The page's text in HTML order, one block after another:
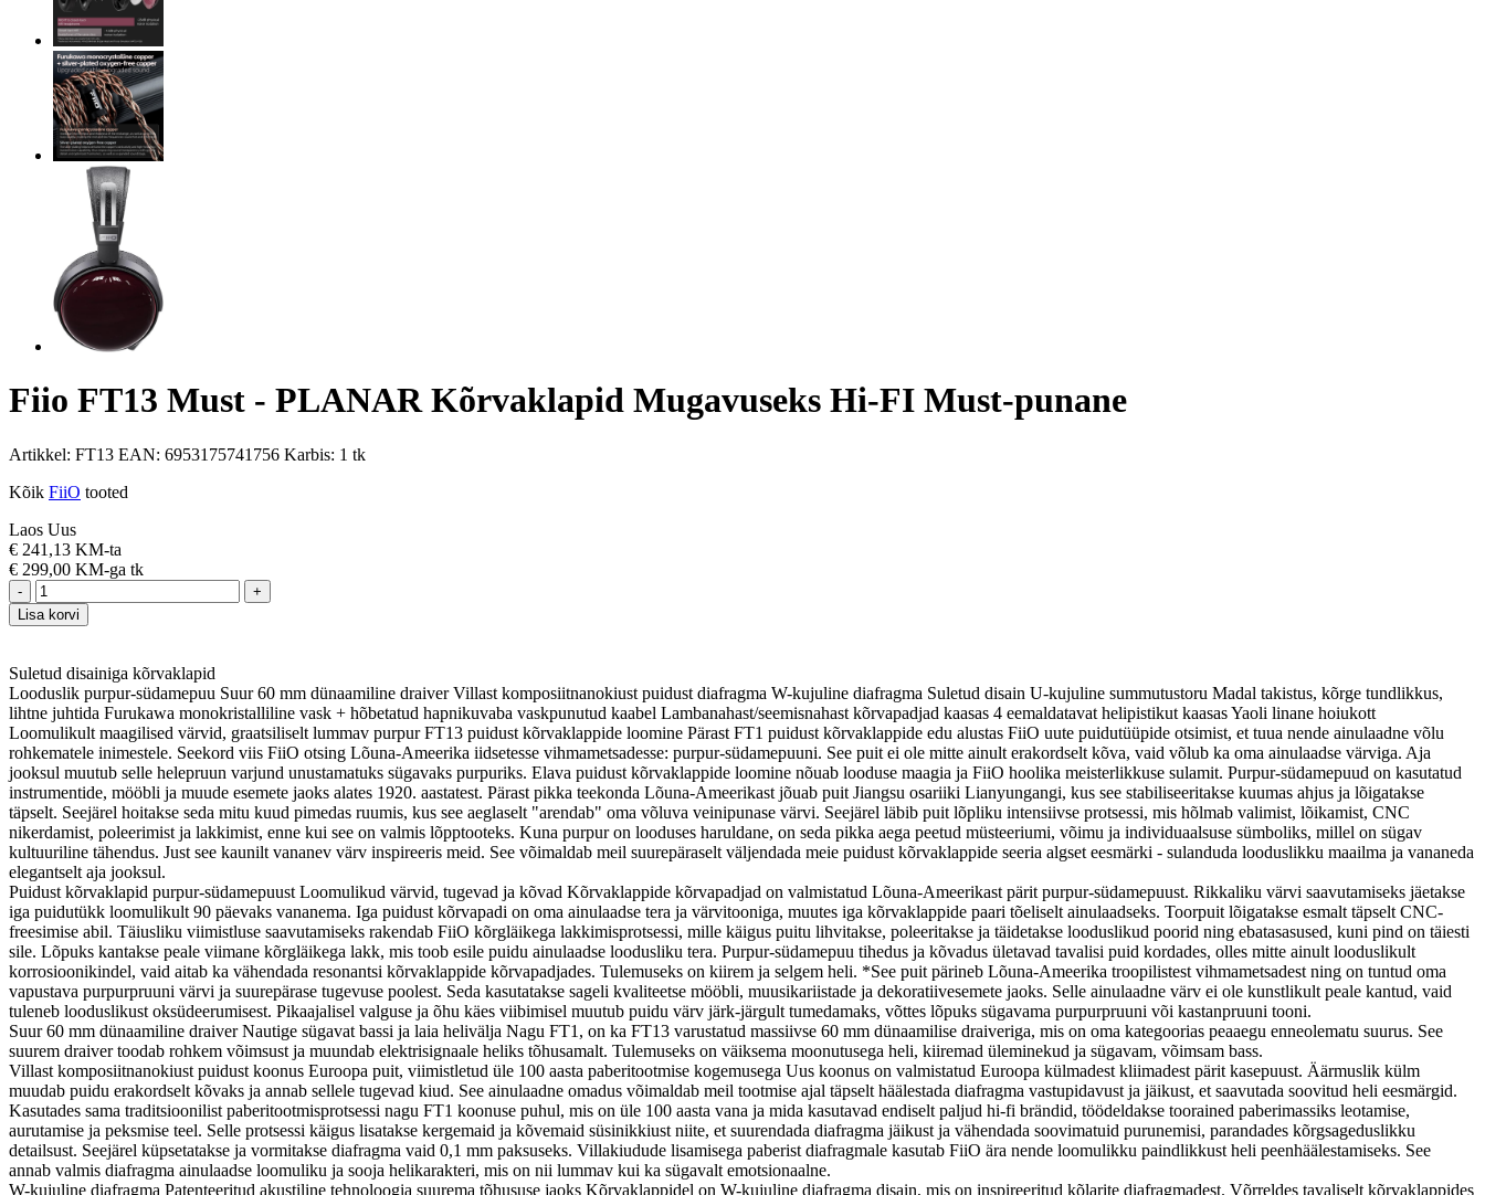
Fiio FT13 Must - PLANAR Kõrvaklapid Mugavuseks Hi-FI Must-punane
Artikkel: FT13 EAN: 6953175741756 Karbis: 1 tk
Kõik FiiO tooted
Laos Uus
€ 241,13 KM-ta
€ 299,00 KM-ga tk
-
+
Lisa korvi
Suletud disainiga kõrvaklapid
Looduslik purpur-südamepuu Suur 60 mm dünaamiline draiver Villast komposiitnanokiust puidust diafragma W-kujuline diafragma Suletud disain U-kujuline summutustoru Madal takistus, kõrge tundlikkus,
lihtne juhtida Furukawa monokristalliline vask + hõbetatud hapnikuvaba vaskpunutud kaabel Lambanahast/seemisnahast kõrvapadjad kaasas 4 eemaldatavat helipistikut kaasas Yaoli linane hoiukott
Loomulikult maagilised värvid, graatsiliselt lummav purpur FT13 puidust kõrvaklappide loomine Pärast FT1 puidust kõrvaklappide edu alustas FiiO uute puidutüüpide otsimist, et tuua nende ainulaadne võlu
rohkematele inimestele. Seekord viis FiiO otsing Lõuna-Ameerika iidsetesse vihmametsadesse: purpur-südamepuuni. See puit ei ole mitte ainult erakordselt kõva, vaid võlub ka oma ainulaadse värviga. Aja
jooksul muutub selle helepruun varjund unustamatuks sügavaks purpuriks. Elava puidust kõrvaklappide loomine nõuab looduse maagia ja FiiO hoolika meisterlikkuse sulamit. Purpur-südamepuud on kasutatud
instrumentide, mööbli ja muude esemete jaoks alates 1920. aastatest. Pärast pikka teekonda Lõuna-Ameerikast jõuab puit Jiangsu osariiki Lianyungangi, kus see stabiliseeritakse kuumas ahjus ja lõigatakse
täpselt. Seejärel hoitakse seda mitu kuud pimedas ruumis, kus see aeglaselt "arendab" oma võluva veinipunase värvi. Seejärel läbib puit lõpliku intensiivse protsessi, mis hõlmab valimist, lõikamist, CNC
nikerdamist, poleerimist ja lakkimist, enne kui see on valmis lõpptooteks. Kuna purpur on looduses haruldane, on seda pikka aega peetud müsteeriumi, võimu ja individuaalsuse sümboliks, millel on sügav
kultuuriline tähendus. Just see kaunilt vananev värv inspireeris meid. See võimaldab meil suurepäraselt väljendada meie puidust kõrvaklappide seeria algset eesmärki - sulanduda looduslikku maailma ja vananeda
elegantselt aja jooksul.
Puidust kõrvaklapid purpur-südamepuust Loomulikud värvid, tugevad ja kõvad Kõrvaklappide kõrvapadjad on valmistatud Lõuna-Ameerikast pärit purpur-südamepuust. Rikkaliku värvi saavutamiseks jäetakse
iga puidutükk loomulikult 90 päevaks vananema. Iga puidust kõrvapadi on oma ainulaadse tera ja värvitooniga, muutes iga kõrvaklappide paari tõeliselt ainulaadseks. Toorpuit lõigatakse esmalt täpselt CNC-
freesimise abil. Täiusliku viimistluse saavutamiseks rakendab FiiO kõrgläikega lakkimisprotsessi, mille käigus puitu lihvitakse, poleeritakse ja täidetakse looduslikud poorid ning ebatasasused, kuni pind on täiesti
sile. Lõpuks kantakse peale viimane kõrgläikega lakk, mis toob esile puidu ainulaadse loodusliku tera. Purpur-südamepuu tihedus ja kõvadus ületavad tavalisi puid kordades, olles mitte ainult looduslikult
korrosioonikindel, vaid aitab ka vähendada resonantsi kõrvaklappide kõrvapadjades. Tulemuseks on kiirem ja selgem heli. *See puit pärineb Lõuna-Ameerika troopilistest vihmametsadest ning on tuntud oma
vapustava purpurpruuni värvi ja suurepärase tugevuse poolest. Seda kasutatakse sageli kvaliteetse mööbli, muusikariistade ja dekoratiivesemete jaoks. Selle ainulaadne värv ei ole kunstlikult peale kantud, vaid
tuleneb looduslikust oksüdeerumisest. Pikaajalisel valguse ja õhu käes viibimisel muutub puidu värv järk-järgult tumedamaks, võttes lõpuks sügavama purpurpruuni või kastanpruuni tooni.
Suur 60 mm dünaamiline draiver Nautige sügavat bassi ja laia helivälja Nagu FT1, on ka FT13 varustatud massiivse 60 mm dünaamilise draiveriga, mis on oma kategoorias peaaegu enneolematu suurus. See
suurem draiver toodab rohkem võimsust ja muundab elektrisignaale heliks tõhusamalt. Tulemuseks on väiksema moonutusega heli, kiiremad üleminekud ja sügavam, võimsam bass.
Villast komposiitnanokiust puidust koonus Euroopa puit, viimistletud üle 100 aasta paberitootmise kogemusega Uus koonus on valmistatud Euroopa külmadest kliimadest pärit kasepuust. Äärmuslik külm
muudab puidu erakordselt kõvaks ja annab sellele tugevad kiud. See ainulaadne omadus võimaldab meil tootmise ajal täpselt häälestada diafragma vastupidavust ja jäikust, et saavutada soovitud heli eesmärgid.
Kasutades sama traditsioonilist paberitootmisprotsessi nagu FT1 koonuse puhul, mis on üle 100 aasta vana ja mida kasutavad endiselt paljud hi-fi brändid, töödeldakse toorained paberimassiks leotamise,
aurutamise ja peksmise teel. Selle protsessi käigus lisatakse kergemaid ja kõvemaid süsinikkiust niite, et suurendada diafragma jäikust ja vähendada soovimatuid purunemisi, parandades kõrgsageduslikku
detailsust. Seejärel küpsetatakse ja vormitakse diafragma vaid 0,1 mm paksuseks. Villakiudude lisamisega paberist diafragmale kasutab FiiO ära nende loomulikku paindlikkust heli peenhäälestamiseks. See
annab valmis diafragma ainulaadse loomuliku ja sooja helikarakteri, mis on nii lummav kui ka sügavalt emotsionaalne.
W-kujuline diafragma Patenteeritud akustiline tehnoloogia suurema tõhususe jaoks Kõrvaklappidel on W-kujuline diafragma disain, mis on inspireeritud kõlarite diafragmadest. Võrreldes tavaliselt kõrvaklappides